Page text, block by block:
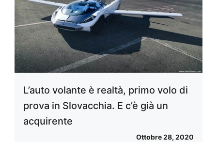
L’auto volante è realtà, primo volo di
prova in Slovacchia. E c’è già un
acquirente
Ottobre 28, 2020